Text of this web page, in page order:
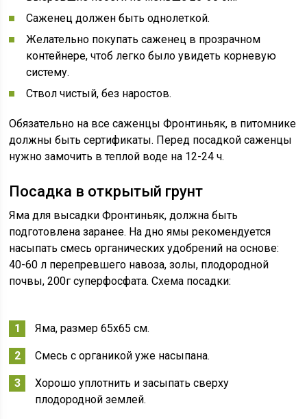
Саженец должен быть однолеткой.
Желательно покупать саженец в прозрачном
контейнере, чтоб легко было увидеть корневую
систему.
Ствол чистый, без наростов.
Обязательно на все саженцы Фронтиньяк, в питомнике
должны быть сертификаты. Перед посадкой саженцы
нужно замочить в теплой воде на 12-24 ч.
Посадка в открытый грунт
Яма для высадки Фронтиньяк, должна быть
подготовлена заранее. На дно ямы рекомендуется
насыпать смесь органических удобрений на основе:
40-60 л перепревшего навоза, золы, плодородной
почвы, 200г суперфосфата. Схема посадки:
Яма, размер 65х65 см.
Смесь с органикой уже насыпана.
Хорошо уплотнить и засыпать сверху
плодородной землей.